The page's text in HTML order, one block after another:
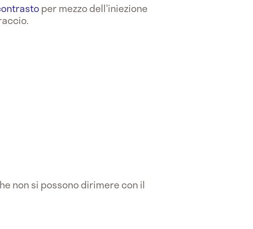
per mezzo dell'iniezione
non si possono dirimere con il